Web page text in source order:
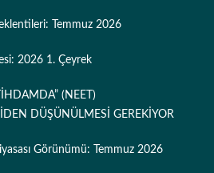
Temmuz 2026
2026 1. Çeyrek
(NEET)
DÜŞÜNÜLMESİ GEREKİYOR
Görünümü: Temmuz 2026